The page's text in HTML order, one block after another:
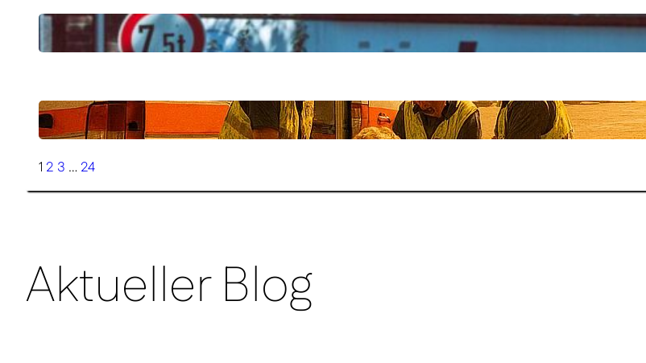
27.07.2026GUTES KLIMA FESTIVAL 2026
08.07.2026 100 Todesfälle an nur drei Tagen – wie viele Warnsignale brauchen wir noch?
1 2 3 … 24
Aktueller Blog